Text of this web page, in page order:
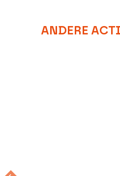
ANDERE